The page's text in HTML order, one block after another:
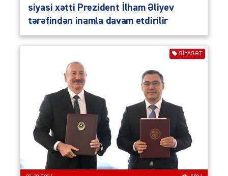
siyasi xətti Prezident İlham Əliyev
tərəfindən inamla davam etdirilir
SIYASƏT